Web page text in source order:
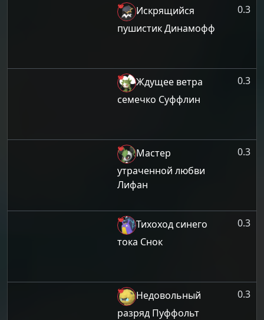
Искрящийся
пушистик Динамофф
0.3
Ждущее ветра
семечко Суффлин
0.3
Мастер
утраченной любви
Лифан
0.3
Тихоход синего
тока Снок
0.3
Недовольный
разряд Пуффольт
0.3